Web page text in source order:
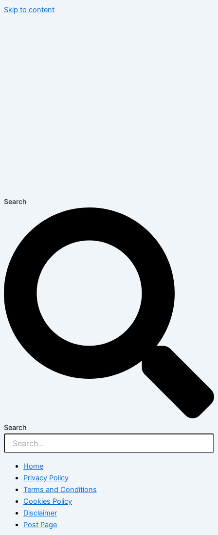
Skip to content
Search
Search
Home
Privacy Policy
Terms and Conditions
Cookies Policy
Disclaimer
Post Page